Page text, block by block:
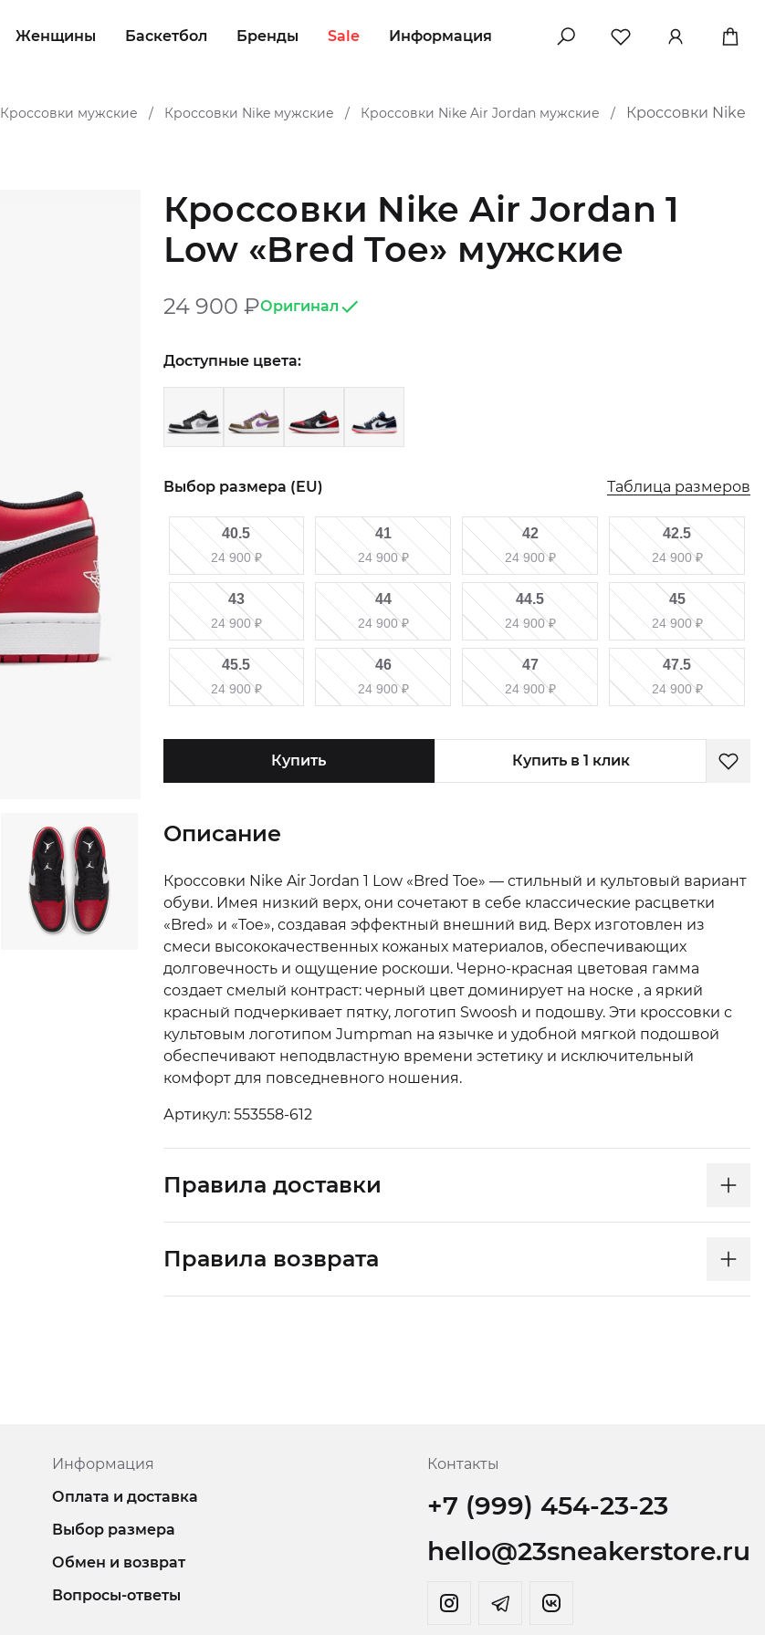
Женщины Баскетбол Бренды Sale Информация
Кроссовки мужские / Кроссовки Nike мужские / Кроссовки Nike Air Jordan мужские /
Кроссовки Nike
Кроссовки Nike Air Jordan 1
Low «Bred Toe» мужские
24 900 ₽Оригинал
Доступные цвета:
Выбор размера (EU) Таблица размеров
40.5
24 900₽
41
24 900₽
42
24 900₽
42.5
24 900₽
43
24 900₽
44
24 900₽
44.5
24 900₽
45
24 900₽
45.5
24 900₽
46
24 900₽
47
24 900₽
47.5
24 900₽
Купить Купить в 1 клик
Описание
Кроссовки Nike Air Jordan 1 Low «Bred Toe» — стильный и культовый вариант
обуви. Имея низкий верх, они сочетают в себе классические расцветки
«Bred» и «Toe», создавая эффектный внешний вид. Верх изготовлен из
смеси высококачественных кожаных материалов, обеспечивающих
долговечность и ощущение роскоши. Черно-красная цветовая гамма
создает смелый контраст: черный цвет доминирует на носке , а яркий
красный подчеркивает пятку, логотип Swoosh и подошву. Эти кроссовки с
культовым логотипом Jumpman на язычке и удобной мягкой подошвой
обеспечивают неподвластную времени эстетику и исключительный
комфорт для повседневного ношения.
Артикул: 553558-612
Правила доставки
Правила возврата
Информация
Оплата и доставка
Выбор размера
Обмен и возврат
Вопросы-ответы
Контакты
+7 (999) 454-23-23
hello@23sneakerstore.ru